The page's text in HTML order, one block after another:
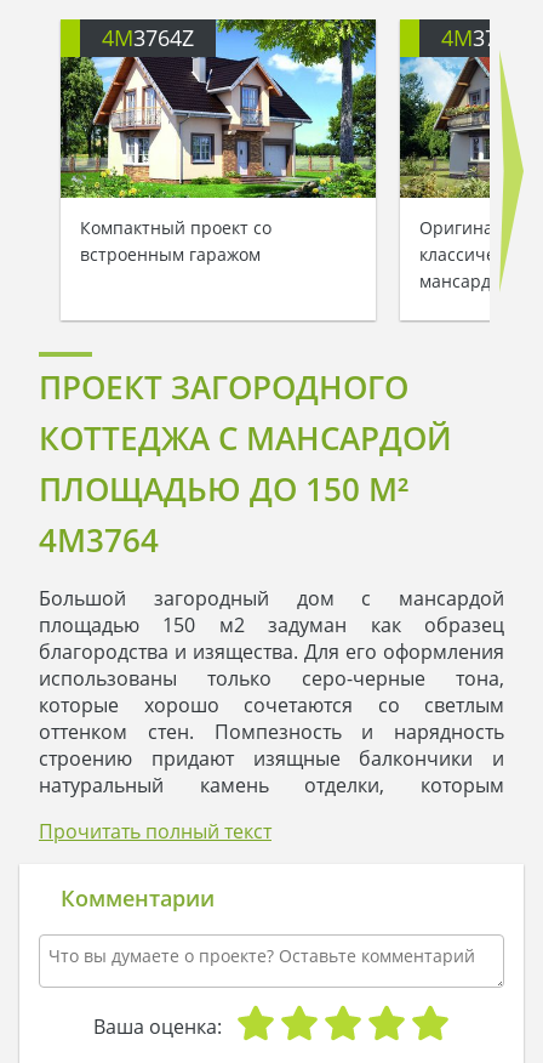
4M3764Z
Компактный проект со
встроенным гаражом
4M3764X
классическом
мансардой
ПРОЕКТ ЗАГОРОДНОГО
КОТТЕДЖА С МАНСАРДОЙ
ПЛОЩАДЬЮ ДО 150 M²
4M3764
Большой загородный дом с мансардой
площадью 150 м2 задуман как образец
благородства и изящества. Для его оформления
использованы только серо-черные тона,
которые хорошо сочетаются со светлым
оттенком стен. Помпезность и нарядность
строению придают изящные балкончики и
натуральный камень отделки, которым
дымоход. Для того чтобы не нарушать
оконные коробки окрашены в белоснежные
Коттедж прекрасно подойдет для проживания
дружной и счастливой семьи, которая любит
встречать друзей и родственников. Для того
чтобы светские приемы проходили в атмосфере
Прочитать полный текст
Комментарии
Ваша оценка: